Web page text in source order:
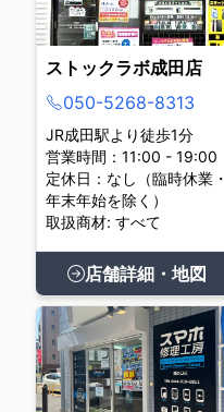
ストックラボ成田店
050-5268-8313
JR成田駅より徒歩1分
営業時間：11:00 - 19:00
定休日：なし（臨時休業・
年末年始を除く）
取扱商材: すべて
店舗詳細・地図